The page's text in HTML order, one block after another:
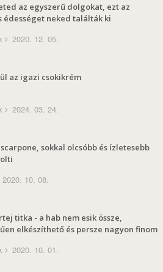
az egyszerű dolgokat, ezt az
édességet neked találták ki
2020. 12. 05.
az igazi csokikrém
2024. 03. 24.
sokkal olcsóbb és ízletesebb
2020. 10. 08.
titka - a hab nem esik össze,
elkészíthető és persze nagyon finom
2020. 10. 01.